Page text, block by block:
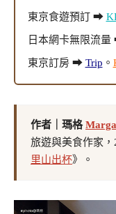
東京食遊預訂 ➡
日本網卡無限流
東京訂房 ➡ Trip 。
作者｜瑪格
旅遊與美食作家，
里山出杯》。